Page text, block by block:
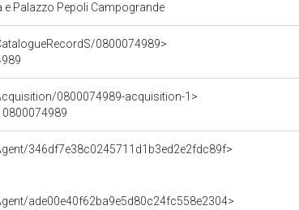
Palazzo Pepoli Campogrande
0800074989>
0800074989-acquisition-1>
0800074989
346df7e38c0245711d1b3ed2e2fdc89f>
ade00e40f62ba9e5d80c24fc558e2304>